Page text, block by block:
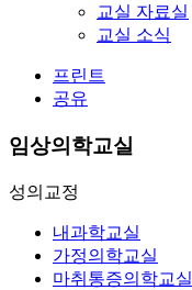
교실 자료실
교실 소식
프린트
공유
임상의학교실
성의교정
내과학교실
가정의학교실
마취통증의학교실